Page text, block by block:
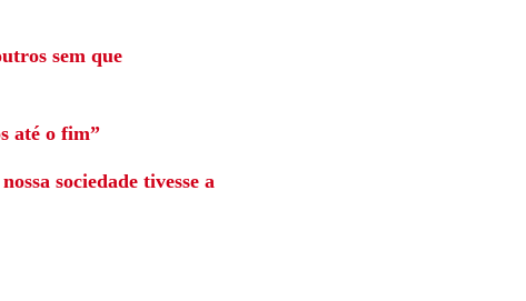
sem que
até o fim”
sociedade tivesse a